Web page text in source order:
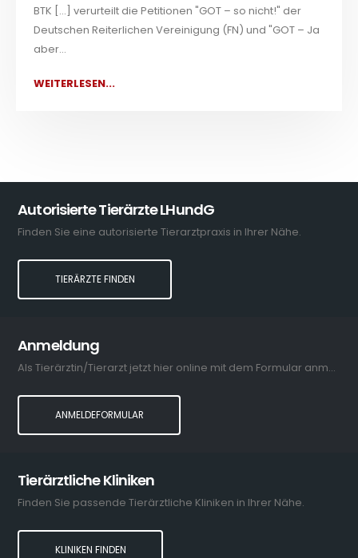
BTK [...] verurteilt die Petitionen "GOT – so nicht!" der
Deutschen Reiterlichen Vereinigung (FN) und "GOT – Ja
aber...
WEITERLESEN...
Autorisierte Tierärzte LHundG
Finden Sie eine autorisierte Tierarztpraxis in Ihrer Nähe.
TIERÄRZTE FINDEN
Anmeldung
Als Tierärztin/Tierarzt jetzt hier online mit dem Formular anmelden.
ANMELDEFORMULAR
Tierärztliche Kliniken
Finden Sie passende Tierärztliche Kliniken in Ihrer Nähe.
KLINIKEN FINDEN